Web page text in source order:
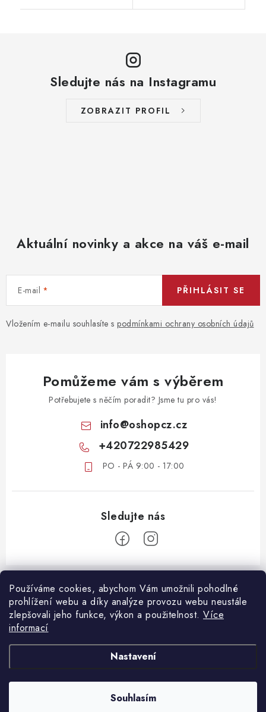
Používáme cookies, abychom Vám umožnili pohodlné
prohlížení webu a díky analýze provozu webu neustále
zlepšovali jeho funkce, výkon a použitelnost. Více
informací
Nastavení
Souhlasím
Sledujte nás na Instagramu
ZOBRAZIT PROFIL
Aktuální novinky a akce na váš e-mail
E-mail
Vložením e-mailu souhlasíte s podmínkami ochrany osobních údajů
PŘIHLÁSIT SE
Pomůžeme vám s výběrem
Potřebujete s něčím poradit? Jsme tu pro vás!
info@oshopcz.cz
+420722985429
PO - PÁ 9:00 - 17:00
Z
ZÁKAZNICKÝ SERVIS
DOPRAVA A PLATBA
VRÁCENÍ ZBOŽÍ
REKLAMACE ZBOŽÍ
DŮLEŽITÉ DOKUMENTY
Oshopcz.cz . Všechna práva vyhrazena.